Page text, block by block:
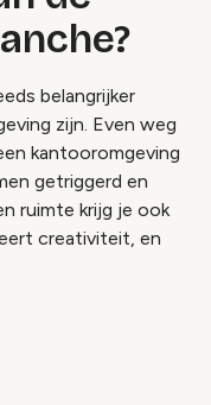
belangrijker
zijn. Even weg
kantooromgeving
getriggerd en
ruimte krijg je ook
creativiteit, en